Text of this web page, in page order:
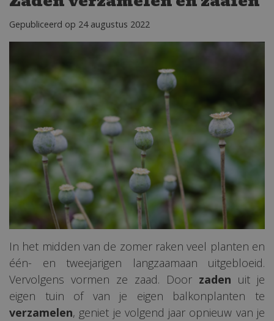
Gepubliceerd op 24 augustus 2022
In het midden van de zomer raken veel planten en
één- en tweejarigen langzaamaan uitgebloeid.
Vervolgens vormen ze zaad. Door zaden uit je
eigen tuin of van je eigen balkonplanten te
verzamelen, geniet je volgend jaar opnieuw van je